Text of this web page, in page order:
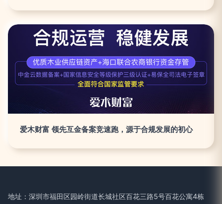
爱木财富 领先互金备案竞速跑，源于合规发展的初心
地址：深圳市福田区园岭街道长城社区百花三路5号百花公寓4栋